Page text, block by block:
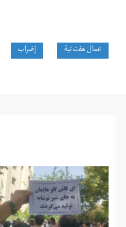
عمال هفت تبة إضراب